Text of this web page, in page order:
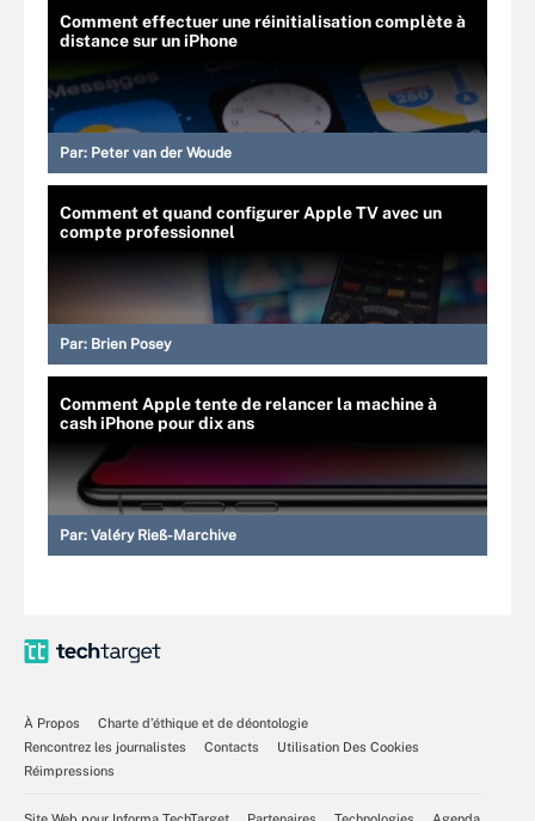
Comment effectuer une réinitialisation complète à
distance sur un iPhone
Par: Peter van der Woude
Comment et quand configurer Apple TV avec un
compte professionnel
Par: Brien Posey
Comment Apple tente de relancer la machine à
cash iPhone pour dix ans
Par: Valéry Rieß-Marchive
À Propos
Charte d’éthique et de déontologie
Rencontrez les journalistes
Contacts
Utilisation Des Cookies
Réimpressions
Site Web pour Informa TechTarget Partenaires Technologies
Agenda